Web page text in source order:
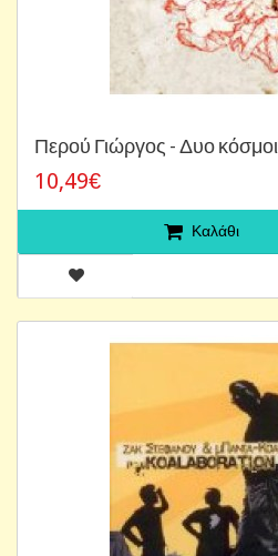
Περού Γιώργος - Δυο κόσμοι
10,49€
Καλάθι